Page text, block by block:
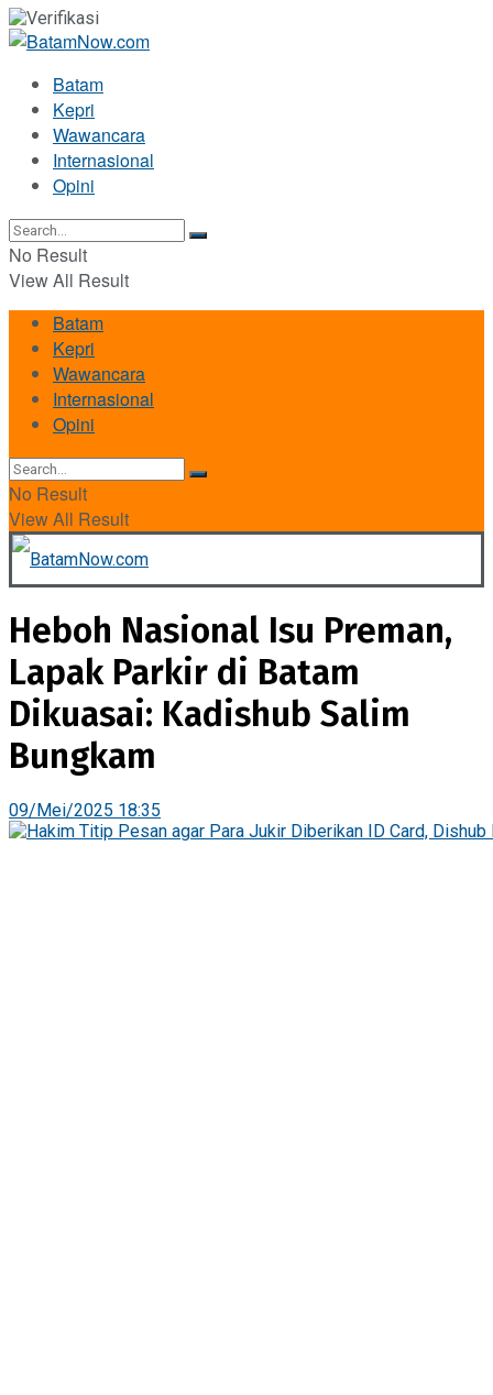
Batam
Kepri
Wawancara
Internasional
Opini
No Result
View All Result
Batam
Kepri
Wawancara
Internasional
Opini
No Result
View All Result
Heboh Nasional Isu Preman,
Lapak Parkir di Batam
Dikuasai: Kadishub Salim
Bungkam
09/Mei/2025 18:35